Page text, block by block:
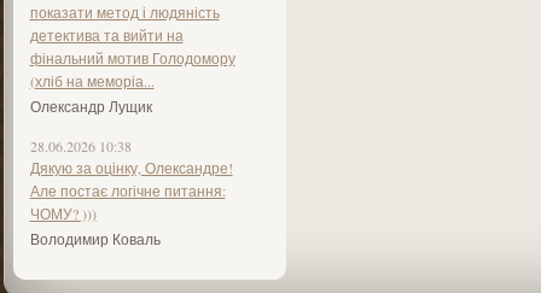
показати метод і людяність
детектива та вийти на
фінальний мотив Голодомору
(хліб на меморіа...
Олександр Лущик
28.06.2026 10:38
Дякую за оцінку, Олександре!
Але постає логічне питання:
ЧОМУ? )))
Володимир Коваль